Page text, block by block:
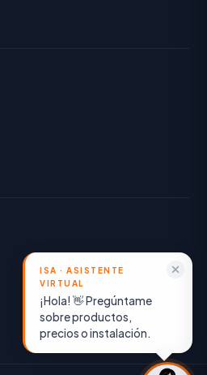
¡Hola! 👋 Pregúntame
sobre productos,
precios o instalación.